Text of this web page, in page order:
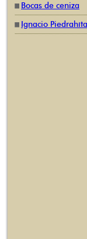
Bocas de ceniza
Ignacio Piedrahíta